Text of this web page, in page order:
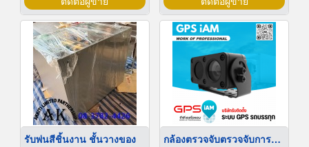
รับพ่นสีชิ้นงาน ชั้นวางของ กล้องตรวจจับตรวจจับการหลับใน